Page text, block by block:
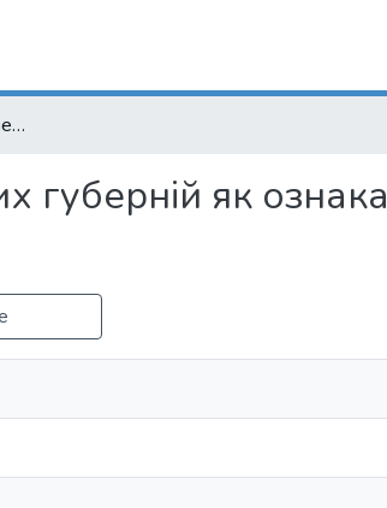
Видавнича діяльність земств українських губерній як ознака самоврядування
губерній як ознака